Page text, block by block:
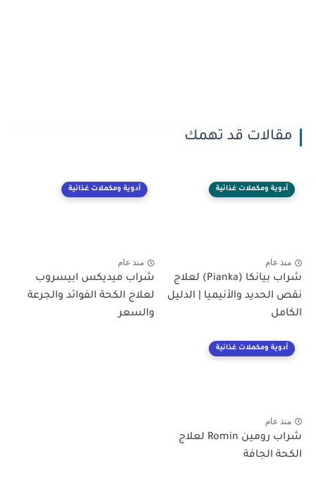
مقالات قد تهمك
أدوية ومكملات غذائية
منذ عام
شراب بيانكا (Pianka) لعلاج
نقص الحديد والأنيميا | الدليل
الكامل
أدوية ومكملات غذائية
منذ عام
شراب ميديكس ابيسروب
لعلاج الكحة الفوائد والجرعة
والسعر
أدوية ومكملات غذائية
منذ عام
شراب رومين Romin لعلاج
الكحة الجافة